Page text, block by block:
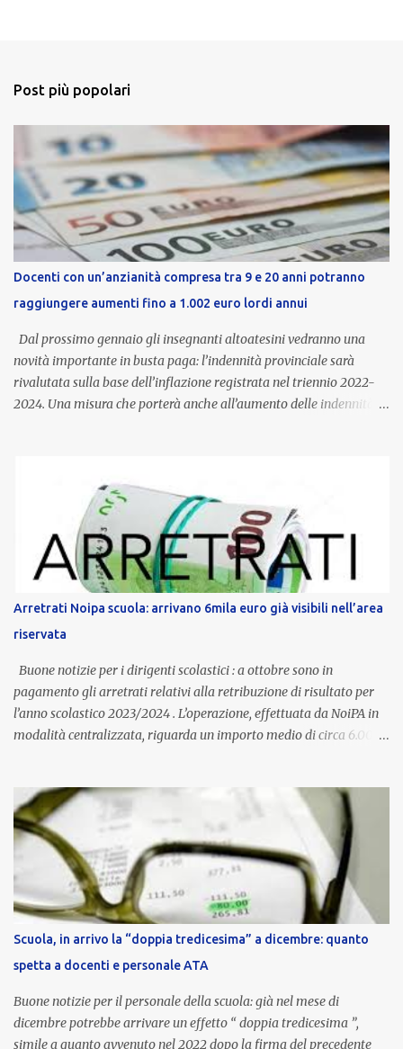
Post più popolari
Docenti con un’anzianità compresa tra 9 e 20 anni potranno
raggiungere aumenti fino a 1.002 euro lordi annui
Dal prossimo gennaio gli insegnanti altoatesini vedranno una
novità importante in busta paga: l’indennità provinciale sarà
rivalutata sulla base dell’inflazione registrata nel triennio 2022-
2024. Una misura che porterà anche all’aumento delle indennità di
dedicato alle donne vittime di violenza di genere, in linea con la
normativa nazionale e con l’obiettivo di offrire maggiore tutela e
supporto in situazioni delicate. L’indennità provinciale per i docenti
è un unicum in Italia: si tratta di una misura esclusiva della
Provincia autonoma di Bolzano, che integra in maniera stabile lo
stipendio nazionale grazie alle prerogative garantite
dall’autonomia locale. Non è un bonus temporaneo né un
compenso accessorio, ma una voce strutturale di retribuzione,
aggiornata periodicamente in base al cost...
Arretrati Noipa scuola: arrivano 6mila euro già visibili nell’area
riservata
Buone notizie per i dirigenti scolastici : a ottobre sono in
pagamento gli arretrati relativi alla retribuzione di risultato per
l’anno scolastico 2023/2024 . L’operazione, effettuata da NoiPA in
modalità centralizzata, riguarda un importo medio di circa 6.000
ordinaria di ottobre . Cos’è la retribuzione di risultato La
retribuzione di risultato rappresenta la parte variabile dello
stipendio dei dirigenti scolastici. Viene corrisposta per valorizzare
la qualità dell’attività svolta, la gestione delle risorse e il
raggiungimento degli obiettivi fissati dal Ministero dell’Istruzione
e del Merito (MIM) . Per l’anno scolastico 2023/2024, il MIM ha
completato la procedura di valutazione e trasmesso i dati a NoiPA,
che ha poi disposto la liquidazione automatica in busta paga . Gli
importi e le trattenute L’importo medio lordo riconosciuto è di 6....
Scuola, in arrivo la “doppia tredicesima” a dicembre: quanto
spetta a docenti e personale ATA
Buone notizie per il personale della scuola: già nel mese di
dicembre potrebbe arrivare un effetto “ doppia tredicesima ”,
simile a quanto avvenuto nel 2022 dopo la firma del precedente